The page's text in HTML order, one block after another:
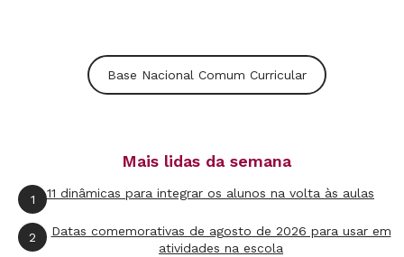
Base Nacional Comum Curricular
Mais lidas da semana
1 11 dinâmicas para integrar os alunos na volta às aulas
2
Datas comemorativas de agosto de 2026 para usar em
atividades na escola